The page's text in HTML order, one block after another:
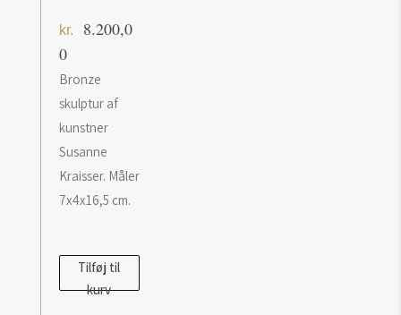
kr.
8.200,0
0
Bronze
skulptur af
kunstner
Susanne
Kraisser. Måler
7x4x16,5 cm.
Susanne
Kraisser:
Tilføj til
kurv